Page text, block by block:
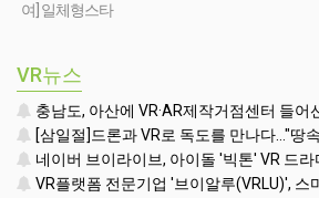
여] 일체형스타
32인치형)
VR뉴스
충남도, 아산에 VR·AR제작거점센터 들어
[삼일절]드론과 VR로 독도를 만나다…"땅속
네이버 브이라이브, 아이돌 '빅톤' VR 드
VR플랫폼 전문기업 '브이알루(VRLU)', 스마일게이트와 제휴 맺고 '